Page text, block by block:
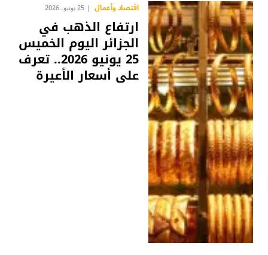
اقتصاد وأعمال 25 يونيو، 2026
ارتفاع الذهب في
الجزائر اليوم الخميس
25 يونيو 2026.. تعرف
على أسعار الأعيرة